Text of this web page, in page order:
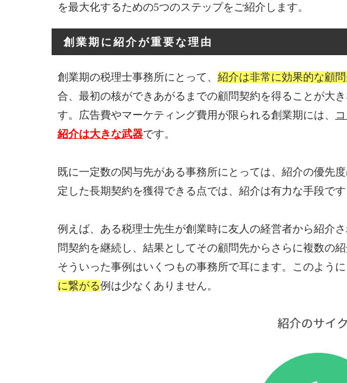
を最大化するための5つのステップをご紹介します。
創業期に紹介が重要な理由
創業期の税理士事務所にとって、 紹介は非常に効果的な顧
合、最初の核ができあがるまでの顧問契約を得ることが大
す。広告費やマーケティング費用が限られる創業期には、
紹介は大きな武器です。
既に一定数の関与先がある事務所にとっては、紹介の優先
定した長期契約を獲得できる点では、紹介は有力な手段です
例えば、ある税理士先生が創業時に友人の経営者から紹介
問契約を継続し、結果としてその顧問先からさらに複数の
そういった事例はいくつもの事務所で耳にます。このように
に繋がる例は少なくありません。